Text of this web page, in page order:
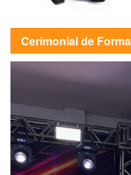
Cerimonial de